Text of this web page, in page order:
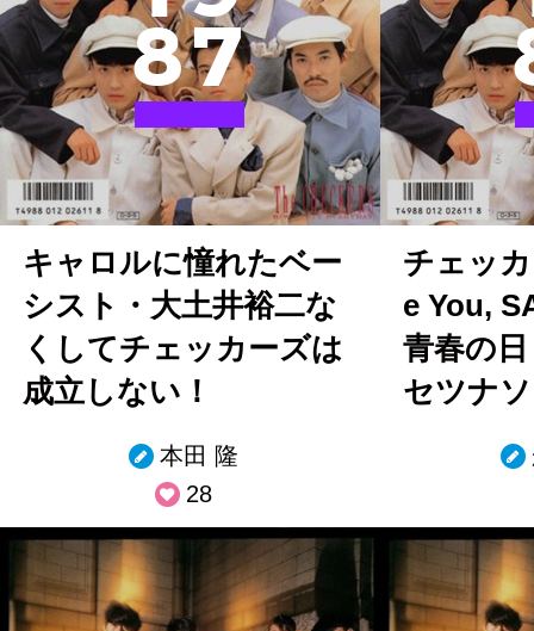
87
キャロルに憧れたベー
シスト・大土井裕二な
くしてチェッカーズは
成立しない！
本田 隆
28
チェッ
e You,
青春の
セツナ